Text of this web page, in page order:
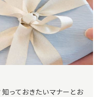
っておきたいマナーとお